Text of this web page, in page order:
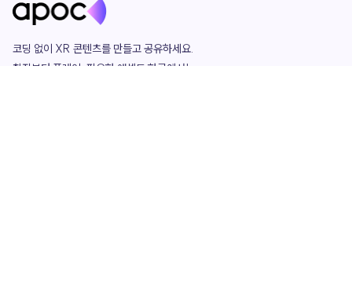
코딩 없이 XR 콘텐츠를 만들고 공유하세요.
창작부터 플레이, 필요한 애셋도 한곳에서!